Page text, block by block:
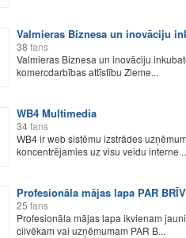
Valmieras Biznesa un inovāciju
38 fans
Valmieras Biznesa un inovāciju
komercdarbības attīstību Zieme...
WB4 Multimedia
34fans
WB4 ir web sistēmu izstrādes
koncentrējamies uz visu veidu interne...
Profesionāla mājas lapa PAR
25 fans
Profesionāla mājas lapa ikvienam
cilvēkam vai uzņēmumam PAR B...